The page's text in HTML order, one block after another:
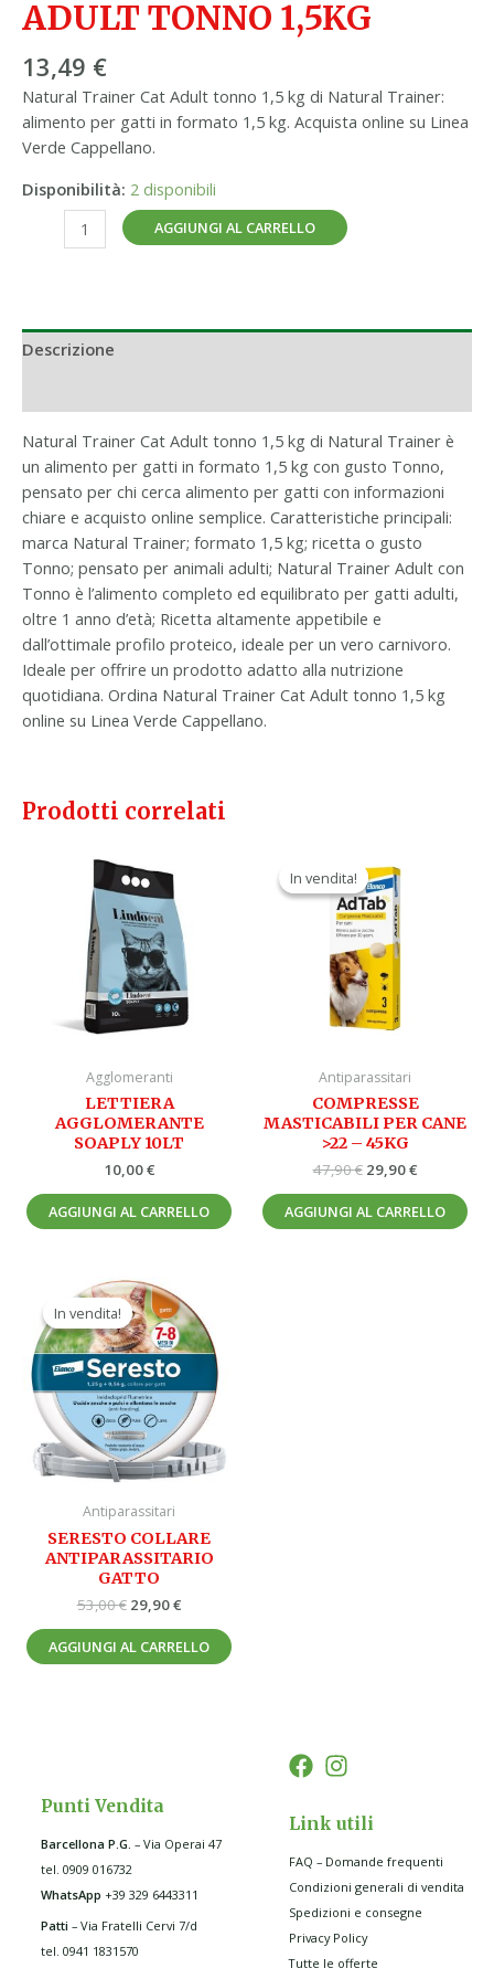
ADULT TONNO 1,5KG
13,49 €
Natural Trainer Cat Adult tonno 1,5 kg di Natural Trainer:
alimento per gatti in formato 1,5 kg. Acquista online su Linea
Verde Cappellano.
Disponibilità: 2 disponibili
AGGIUNGI AL CARRELLO
Descrizione
Natural Trainer Cat Adult tonno 1,5 kg di Natural Trainer è
un alimento per gatti in formato 1,5 kg con gusto Tonno,
pensato per chi cerca alimento per gatti con informazioni
chiare e acquisto online semplice. Caratteristiche principali:
marca Natural Trainer; formato 1,5 kg; ricetta o gusto
Tonno; pensato per animali adulti; Natural Trainer Adult con
Tonno è l’alimento completo ed equilibrato per gatti adulti,
oltre 1 anno d’età; Ricetta altamente appetibile e
dall’ottimale profilo proteico, ideale per un vero carnivoro.
Ideale per offrire un prodotto adatto alla nutrizione
quotidiana. Ordina Natural Trainer Cat Adult tonno 1,5 kg
online su Linea Verde Cappellano.
Prodotti correlati
Agglomeranti
LETTIERA
AGGLOMERANTE
SOAPLY 10LT
10,00€
AGGIUNGI AL CARRELLO
In vendita!
In vendita!
Antiparassitari
COMPRESSE
MASTICABILI PER CANE
>22 – 45KG
47,90€
prezzo
originale
era:
47,90 €.
29,90€
AGGIUNGI AL CARRELLO
In vendita!
In vendita!
Antiparassitari
SERESTO COLLARE
ANTIPARASSITARIO
GATTO
53,00€
Il
prezzo
originale
era:
53,00 €.
29,90€
prezzo
attuale
è:
29,90 €.
AGGIUNGI AL CARRELLO
Punti Vendita
Barcellona P.G – Via Operai 47
tel. 0909 016732
WhatsApp +39 329 6443311
Patti – Via Fratelli Cervi 7/d
tel. 0941 1831570
Link utili
FAQ – Domande frequenti
Condizioni generali di vendita
Spedizioni e consegne
Privacy Policy
Tutte le offerte